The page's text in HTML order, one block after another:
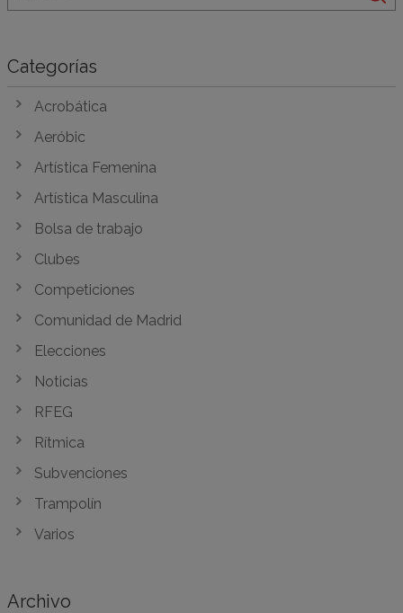
Categorías
Acrobática
Aeróbic
Artística Femenina
Artística Masculina
Bolsa de trabajo
Clubes
Competiciones
Comunidad de Madrid
Elecciones
Noticias
RFEG
Rítmica
Subvenciones
Trampolín
Varios
Archivo